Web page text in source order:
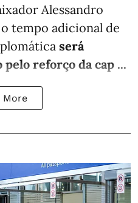
Alessandro
tempo adicional de
será
reforço da cap ...
More